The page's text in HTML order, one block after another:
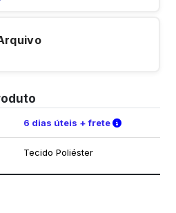
6 dias úteis + frete Verifique
Tecido Poliéster
como utilizar os nossos gabaritos